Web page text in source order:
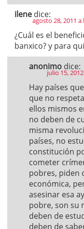
ilene dice:
agosto 28, 2011 a
¿Cuál es el
banxico? y para
anonimo dice:
julio 15,
Hay países
que no
ellos mismos
no deben de
misma
países, no
constitución
cometer
pobres, piden
económica,
asesinar esa
pobre, son su
deben de
deben de